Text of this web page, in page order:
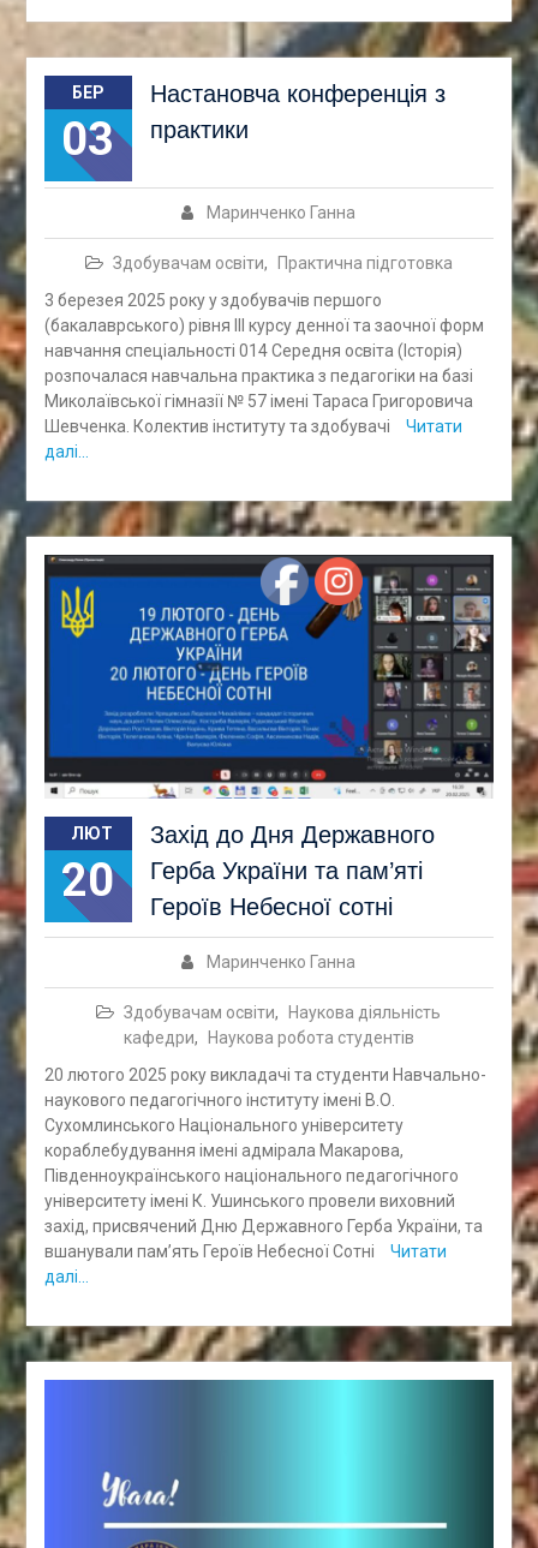
БЕР
03
Настановча конференція з
практики
Маринченко Ганна
Здобувачам освіти,
Практична підготовка
3 березея 2025 року у здобувачів першого
(бакалаврського) рівня ІІІ курсу денної та заочної форм
навчання спеціальності 014 Середня освіта (Історія)
розпочалася навчальна практика з педагогіки на базі
Миколаївської гімназії № 57 імені Тараса Григоровича
Шевченка. Колектив інституту та здобувачі
Читати
далі…
ЛЮТ
20
Захід до Дня Державного
Герба України та пам’яті
Героїв Небесної сотні
Маринченко Ганна
Здобувачам освіти,
Наукова діяльність
кафедри,
Наукова робота студентів
20 лютого 2025 року викладачі та студенти Навчально-
наукового педагогічного інституту імені В.О.
Сухомлинського Національного університету
кораблебудування імені адмірала Макарова,
Південноукраїнського національного педагогічного
університету імені К. Ушинського провели виховний
захід, присвячений Дню Державного Герба України, та
вшанували пам’ять Героїв Небесної Сотні
Читати
далі…